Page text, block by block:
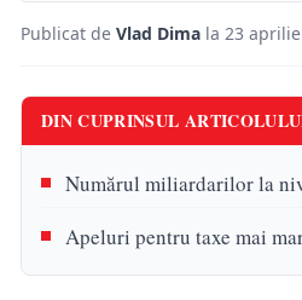
Publicat de Vlad Dima la 23
DIN CUPRINSUL
Numărul miliardarilor la
Apeluri pentru taxe mai